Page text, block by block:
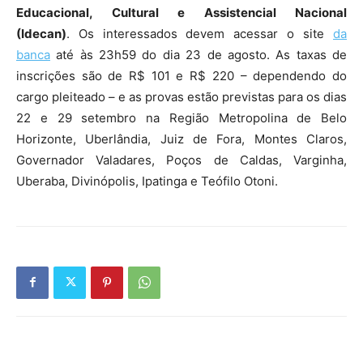
Educacional, Cultural e Assistencial Nacional
(Idecan). Os interessados devem acessar o site da
banca até às 23h59 do dia 23 de agosto. As taxas de
inscrições são de R$ 101 e R$ 220 – dependendo do
cargo pleiteado – e as provas estão previstas para os dias
22 e 29 setembro na Região Metropolina de Belo
Horizonte, Uberlândia, Juiz de Fora, Montes Claros,
Governador Valadares, Poços de Caldas, Varginha,
Uberaba, Divinópolis, Ipatinga e Teófilo Otoni.